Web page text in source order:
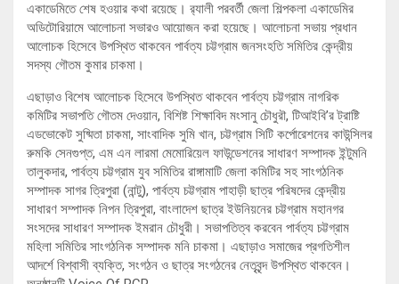
একাডেমিতে শেষ হওয়ার কথা রয়েছে। র‌্যালী পরবর্তী জেলা শিল্পকলা একাডেমির
অডিটোরিয়ামে আলোচনা সভারও আয়োজন করা হয়েছে। আলোচনা সভায় প্রধান
আলোচক হিসেবে উপস্থিত থাকবেন পার্বত্য চট্টগ্রাম জনসংহতি সমিতির কেন্দ্রীয়
সদস্য গৌতম কুমার চাকমা।
এছাড়াও বিশেষ আলোচক হিসেবে উপস্থিত থাকবেন পার্বত্য চট্টগ্রাম নাগরিক
কমিটির সভাপতি গৌতম দেওয়ান, বিশিষ্ট শিক্ষাবিদ মংসানু চৌধুরৗ, টিআইবি’র ট্রাষ্টি
এডভোকেট সুষ্মিতা চাকমা, সাংবাদিক সুমি খান, চট্টগ্রাম সিটি কর্পোরেশনের কাউন্সিলর
রুমকি সেনগুপ্ত, এম এন লারমা মেমোরিয়েল ফাউন্ডেশনের সাধারণ সম্পাদক ইন্টুমনি
তালুকদার, পার্বত্য চট্টগ্রাম যুব সমিতির রাঙ্গামাটি জেলা কমিটির সহ সাংগঠনিক
সম্পাদক সাগর ত্রিপুরা (নান্টু), পার্বত্য চট্টগ্রাম পাহাড়ী ছাত্র পরিষদের কেন্দ্রীয়
সাধারণ সম্পাদক নিপন ত্রিপুরা, বাংলাদেশ ছাত্র ইউনিয়নের চট্টগ্রাম মহানগর
সংসদের সাধারণ সম্পাদক ইমরান চৌধুরী। সভাপতিত্ব করবেন পার্বত্য চট্টগ্রাম
মহিলা সমিতির সাংগঠনিক সম্পাদক মনি চাকমা। এছাড়াও সমাজের প্রগতিশীল
আদর্শে বিশ্বাসী ব্যক্তি, সংগঠন ও ছাত্র সংগঠনের নেতৃবৃন্দ উপস্থিত থাকবেন।